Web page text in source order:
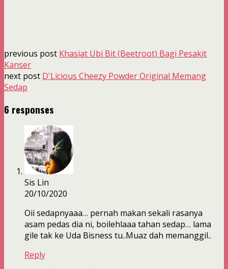
previous post Khasiat Ubi Bit (Beetroot) Bagi Pesakit
Kanser
next post D'Licious Cheezy Powder Original Memang
Sedap
6 responses
Sis Lin
20/10/2020
Oii sedapnyaaa… pernah makan sekali rasanya
asam pedas dia ni, boilehlaaa tahan sedap… lama
gile tak ke Uda Bisness tu..Muaz dah memanggil..
Reply